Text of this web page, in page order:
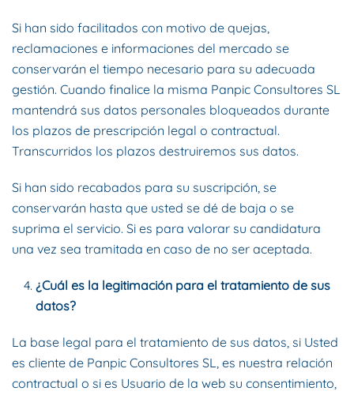
Si han sido facilitados con motivo de quejas,
reclamaciones e informaciones del mercado se
conservarán el tiempo necesario para su adecuada
gestión. Cuando finalice la misma Panpic Consultores SL
mantendrá sus datos personales bloqueados durante
los plazos de prescripción legal o contractual.
Transcurridos los plazos destruiremos sus datos.
Si han sido recabados para su suscripción, se
conservarán hasta que usted se dé de baja o se
suprima el servicio. Si es para valorar su candidatura
una vez sea tramitada en caso de no ser aceptada.
¿Cuál es la legitimación para el tratamiento de sus
datos?
La base legal para el tratamiento de sus datos, si Usted
es cliente de Panpic Consultores SL, es nuestra relación
contractual o si es Usuario de la web su consentimiento,